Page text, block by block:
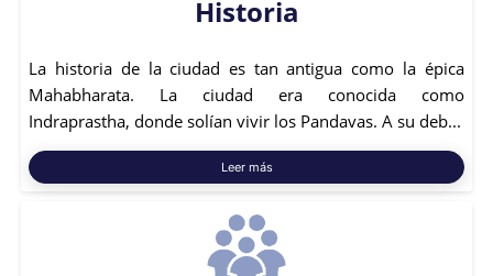
Historia
La historia de la ciudad es tan antigua como la épica
Mahabharata. La ciudad era conocida como
Indraprastha, donde solían vivir los Pandavas. A su deb...
Leer más